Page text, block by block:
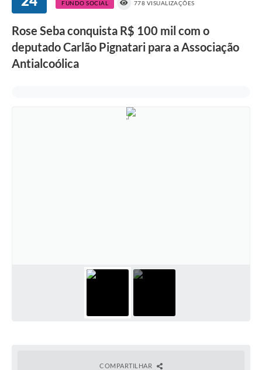
Diário Oficial
Prestação de Contas
FUNDO SOCIAL 778 VISUALIZAÇÕES
Rose Seba conquista R$ 100 mil com o
deputado Carlão Pignatari para a Associação
Antialcoólica
COMPARTILHAR